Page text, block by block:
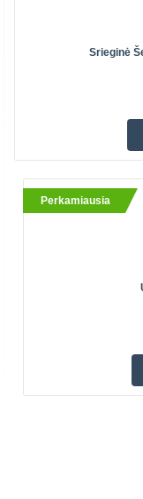
Srieginė
Perkamiausia